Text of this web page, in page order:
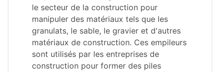
le secteur de la construction pour
manipuler des matériaux tels que les
granulats, le sable, le gravier et d'autres
matériaux de construction. Ces empileurs
sont utilisés par les entreprises de
construction pour former des piles